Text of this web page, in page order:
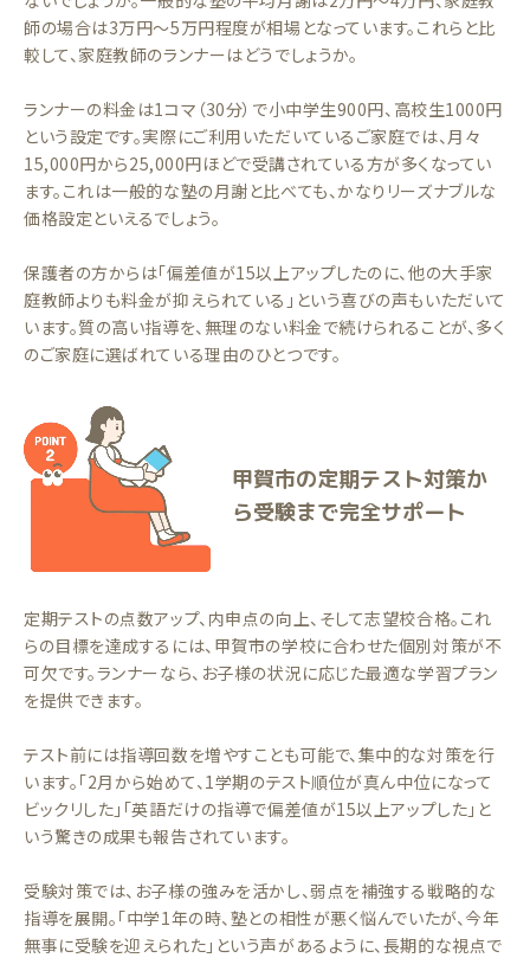
師の場合は3万円〜5万円程度が相場となっています。これらと比
較して、家庭教師のランナーはどうでしょうか。
ランナーの料金は1コマ（30分）で小中学生900円、高校生1000円
という設定です。実際にご利用いただいているご家庭では、月々
15,000円から25,000円ほどで受講されている方が多くなってい
ます。これは一般的な塾の月謝と比べても、かなりリーズナブルな
価格設定といえるでしょう。
保護者の方からは「偏差値が15以上アップしたのに、他の大手家
庭教師よりも料金が抑えられている」という喜びの声もいただいて
います。質の高い指導を、無理のない料金で続けられることが、多く
のご家庭に選ばれている理由のひとつです。
甲賀市の定期テスト対策か
ら受験まで完全サポート
定期テストの点数アップ、内申点の向上、そして志望校合格。これ
らの目標を達成するには、甲賀市の学校に合わせた個別対策が不
可欠です。ランナーなら、お子様の状況に応じた最適な学習プラン
を提供できます。
テスト前には指導回数を増やすことも可能で、集中的な対策を行
います。「2月から始めて、1学期のテスト順位が真ん中位になって
ビックリした」「英語だけの指導で偏差値が15以上アップした」と
いう驚きの成果も報告されています。
受験対策では、お子様の強みを活かし、弱点を補強する戦略的な
指導を展開。「中学1年の時、塾との相性が悪く悩んでいたが、今年
無事に受験を迎えられた」という声があるように、長期的な視点で